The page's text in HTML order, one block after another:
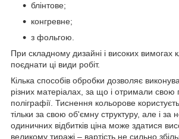
блінтове;
конгревне;
з фольгою.
При складному дизайні і високих вимогах
поєднати ці види робіт.
Кілька способів обробки дозволяє
різних матеріалах, за що і отримали свою
поліграфії. Тиснення кольорове
тільки за свою об'ємну структуру, але і за
одиничних відбитків ціна може здатися
великому тиражі – вартість не сильно